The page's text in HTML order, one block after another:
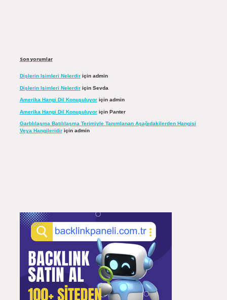
Son yorumlar
Dişlerin Isimleri Nelerdiriçin admin
Dişlerin Isimleri Nelerdiriçin Sevda
Amerika Hangi Dil Konuşuluyoriçin admin
Amerika Hangi Dil Konuşuluyoriçin Panter
Garblılaşma Batılılaşma Terimiyle Tanımlanan Aşağıdakilerden Hangisi
Veya Hangileridiriçin admin